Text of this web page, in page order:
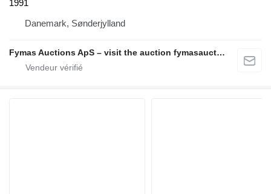
1991
Danemark, Sønderjylland
Fymas Auctions ApS – visit the auction fymasauctions.dk